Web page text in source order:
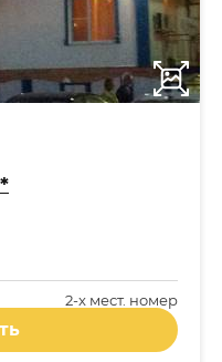
2-x мест. номер